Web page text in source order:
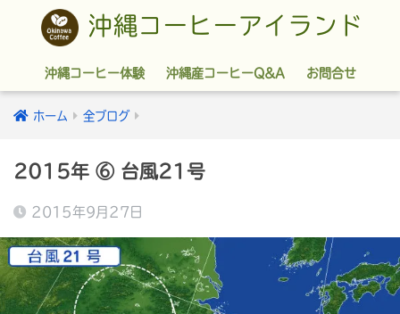
沖縄コーヒーアイランド
沖縄コーヒー体験 沖縄産コーヒーQ&A お問合せ
ホーム 全ブログ
2015年 ⑥ 台風21号
2015年9月27日